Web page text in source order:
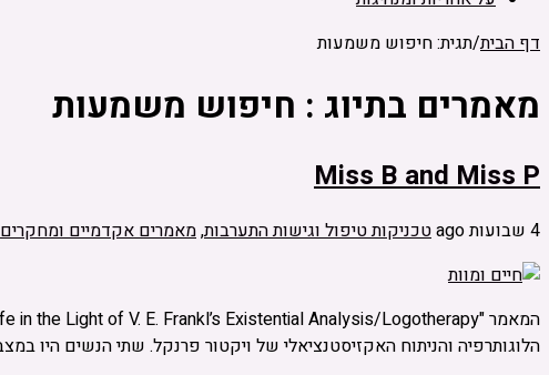
דף הבית/תגית: חיפוש משמעות
מאמרים בתיוג : חיפוש משמעות
Miss B and Miss P
4 שבועות ago טכניקות טיפול וגישות התערבות,מאמרים אקדמיים ומחקרים
הלוגותרפיה והניתוח האקזיסטנציאלי של ויקטור פרנקל. שתי הנשים היו